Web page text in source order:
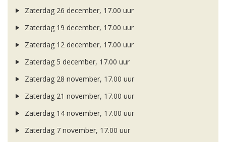
Zaterdag 26 december, 17.00 uur
Zaterdag 19 december, 17.00 uur
Zaterdag 12 december, 17.00 uur
Zaterdag 5 december, 17.00 uur
Zaterdag 28 november, 17.00 uur
Zaterdag 21 november, 17.00 uur
Zaterdag 14 november, 17.00 uur
Zaterdag 7 november, 17.00 uur